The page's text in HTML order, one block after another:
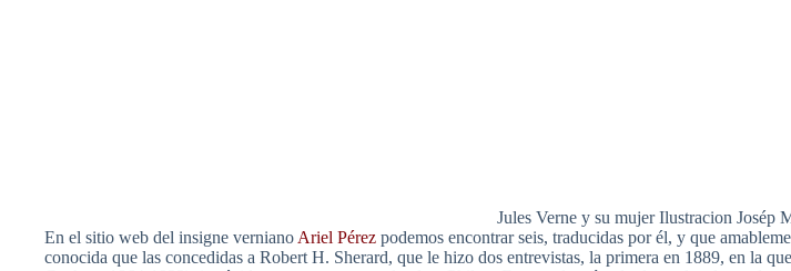
Jules Verne y su mujer Ilustracion Josép
En el sitio web del insigne verniano Ariel Pérez podemos encontrar seis, traducidas por él, y que
conocida que las concedidas a Robert H. Sherard, que le hizo dos entrevistas, la primera en 1889, en la